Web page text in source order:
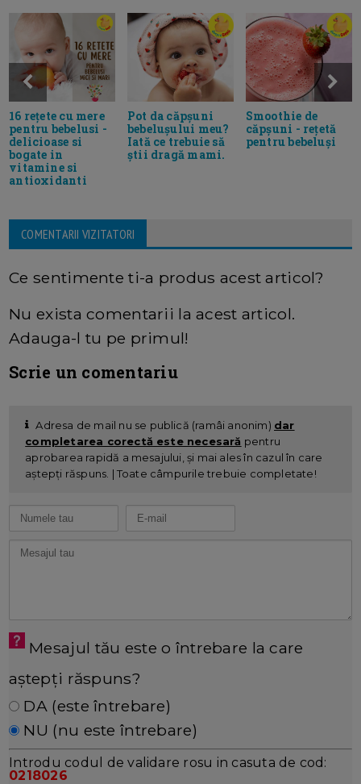
16 rețete cu mere
pentru bebelusi -
delicioase si
bogate in
vitamine si
antioxidanti
Pot da căpșuni
bebelușului meu?
Iată ce trebuie să
știi dragă mami.
Smoothie de
căpșuni - rețetă
pentru bebeluși
COMENTARII VIZITATORI
Ce sentimente ti-a produs acest articol?
Nu exista comentarii la acest articol.
Adauga-l tu pe primul!
Scrie un comentariu
Adresa de mail nu se publică (ramâi anonim) dar
completarea corectă este necesară pentru
aprobarea rapidă a mesajului, și mai ales în cazul în care
aștepți răspuns. | Toate câmpurile trebuie completate!
Mesajul tău este o întrebare la care
aștepți răspuns?
DA (este întrebare)
NU (nu este întrebare)
Introdu codul de validare rosu in casuta de cod:
0218026